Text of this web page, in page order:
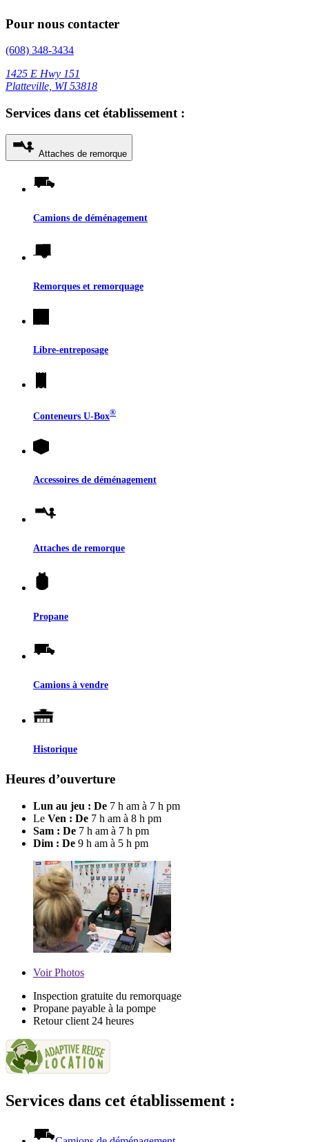
Pour nous contacter
(608) 348-3434
1425 E Hwy 151
Platteville, WI 53818
Services dans cet établissement :
Attaches de remorque
Camions de déménagement
Remorques et remorquage
Libre-entreposage
Conteneurs U-Box®
Accessoires de déménagement
Attaches de remorque
Propane
Camions à vendre
Historique
Heures d’ouverture
Lun au jeu : De 7 h am à 7 h pm
Le Ven : De 7 h am à 8 h pm
Sam : De 7 h am à 7 h pm
Dim : De 9 h am à 5 h pm
VoirPhotos
Inspection gratuite du remorquage
Propane payable à la pompe
Retour client 24 heures
Services dans cet établissement :